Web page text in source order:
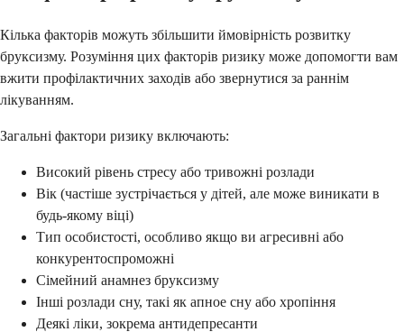
Кілька факторів можуть збільшити ймовірність розвитку
бруксизму. Розуміння цих факторів ризику може допомогти вам
вжити профілактичних заходів або звернутися за раннім
лікуванням.
Загальні фактори ризику включають:
Високий рівень стресу або тривожні розлади
Вік (частіше зустрічається у дітей, але може виникати в
будь-якому віці)
Тип особистості, особливо якщо ви агресивні або
конкурентоспроможні
Сімейний анамнез бруксизму
Інші розлади сну, такі як апное сну або хропіння
Деякі ліки, зокрема антидепресанти